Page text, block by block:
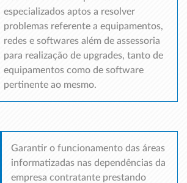
especializados aptos a resolver
problemas referente a equipamentos,
redes e softwares além de assessoria
para realização de upgrades, tanto de
equipamentos como de software
pertinente ao mesmo.
Garantir o funcionamento das áreas
informatizadas nas dependências da
empresa contratante prestando